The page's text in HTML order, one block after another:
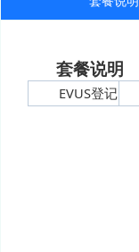
套餐说明
EVUS登记